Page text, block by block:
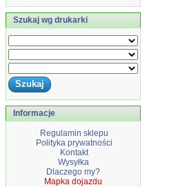
Szukaj wg drukarki
Informacje
Regulamin sklepu
Polityka prywatności
Kontakt
Wysyłka
Dlaczego my?
Mapka dojazdu